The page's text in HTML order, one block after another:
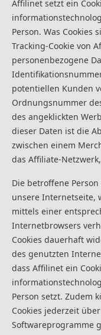
Affilinet setzt ein
Person. Was Cookies
Tracking-Cookie von
personenbezogene
potentiellen Kunden
Ordnungsnummer
des angeklickten
dieser Daten ist die
zwischen einem
das Affiliate-
Die betroffene
unsere Internetseite,
mittels einer
Internetbrowsers
Cookies dauerhaft
des genutzten
dass Affilinet ein
Person setzt. Zudem
Cookies jederzeit
Softwareprogramme